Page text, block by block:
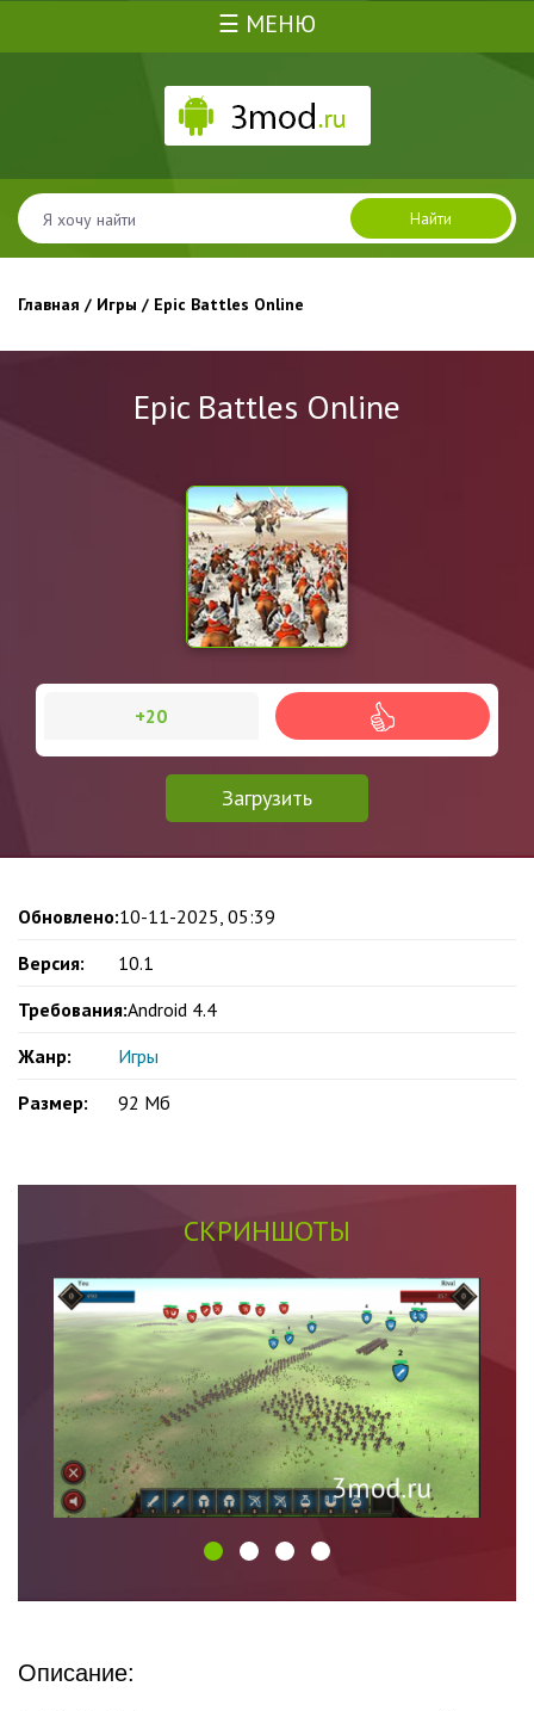
☰ МЕНЮ
Найти
Главная / Игры / Epic Battles Online
Epic Battles Online
Загрузить
+20
Обновлено:10-11-2025, 05:39
Версия:
10.1
Требования:Android 4.4
Жанр:
Игры
Размер:
92 Мб
СКРИНШОТЫ
Описание: